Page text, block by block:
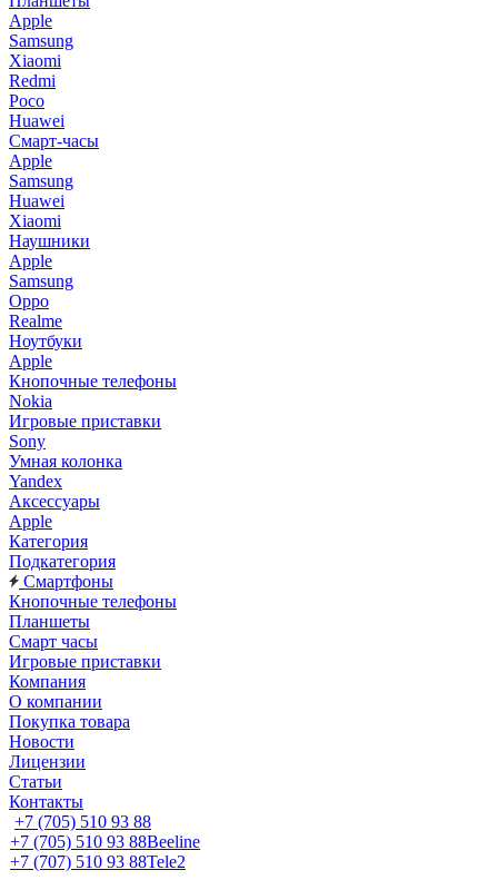
Apple
Samsung
Xiaomi
Redmi
Poco
Huawei
Смарт-часы
Apple
Samsung
Huawei
Xiaomi
Наушники
Apple
Samsung
Oppo
Realme
Ноутбуки
Apple
Кнопочные телефоны
Nokia
Игровые приставки
Sony
Умная колонка
Yandex
Аксессуары
Apple
Категория
Подкатегория
Смартфоны
Кнопочные телефоны
Планшеты
Смарт часы
Игровые приставки
Компания
О компании
Покупка товара
Новости
Лицензии
Статьи
Контакты
+7 (705) 510 93 88
+7 (705) 510 93 88Beeline
+7 (707) 510 93 88Tele2